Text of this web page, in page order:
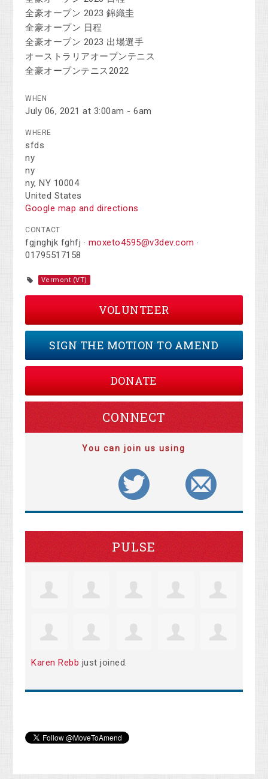
全豪オープン 2023 錦織圭
全豪オープン 日程
全豪オープン 2023 出場選手
オーストラリアオープンテニス
全豪オープンテニス2022
WHEN
July 06, 2021 at 3:00am - 6am
WHERE
sfds
ny
ny
ny, NY 10004
United States
Google map and directions
CONTACT
fgjnghjk fghfj · moxeto4595@v3dev.com ·
01795517158
Vermont (VT)
VOLUNTEER
SIGN THE MOTION TO AMEND
DONATE
CONNECT
You can join us using
PULSE
Karen Rebb just joined.